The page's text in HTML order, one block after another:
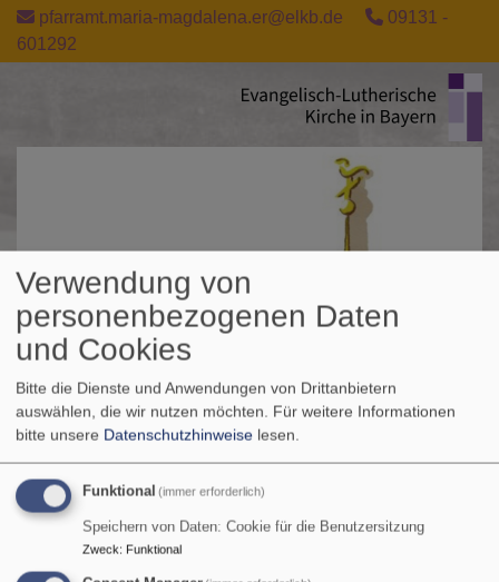
Direkt
zum
Inhalt
pfarramt.maria-magdalena.er@elkb.de
09131 -
601292
Verwendung von
personenbezogenen Daten
und Cookies
Bitte die Dienste und Anwendungen von Drittanbietern
auswählen, die wir nutzen möchten. Für weitere Informationen
bitte unsere Datenschutzhinweise lesen.
Funktional (immer erforderlich)
Speichern von Daten: Cookie für die Benutzersitzung
Zweck: Funktional